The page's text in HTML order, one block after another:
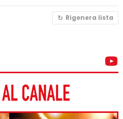
Rigenera lista